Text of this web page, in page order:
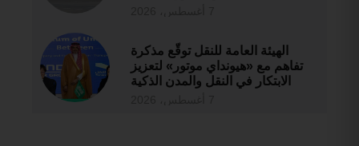
الهيئة العامة للنقل توقّع مذكرة
تفاهم مع «هيونداي موتور» لتعزيز
الابتكار في النقل والمدن الذكية